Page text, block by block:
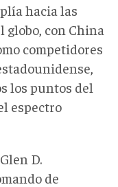
hacia las
globo, con China
competidores
los puntos del
espectro
D.
de